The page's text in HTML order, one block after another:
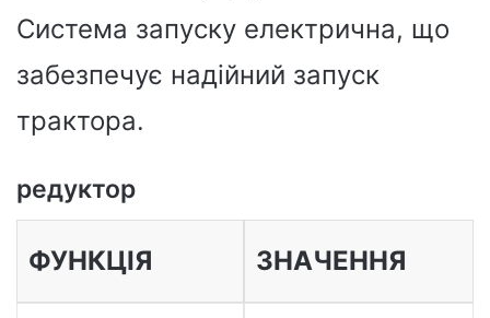
Система запуску електрична, що
забезпечує надійний запуск
трактора.
редуктор
ФУНКЦІЯ ЗНАЧЕННЯ